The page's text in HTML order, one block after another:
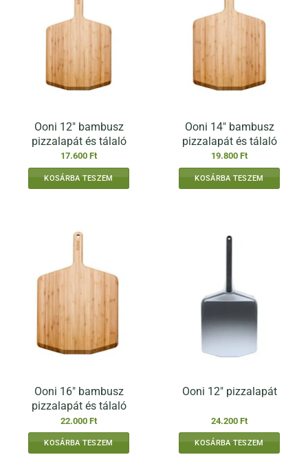
Ooni 12″ bambusz
pizzalapát és tálaló
17.600 Ft
KOSÁRBA TESZEM
Ooni 14″ bambusz
pizzalapát és tálaló
19.800 Ft
KOSÁRBA TESZEM
Ooni 16″ bambusz
pizzalapát és tálaló
22.000 Ft
KOSÁRBA TESZEM
Ooni 12″ pizzalapát
24.200 Ft
KOSÁRBA TESZEM